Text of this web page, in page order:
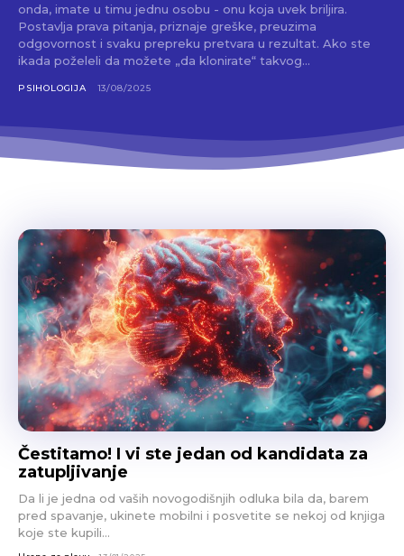
onda, imate u timu jednu osobu - onu koja uvek briljira.
Postavlja prava pitanja, priznaje greške, preuzima
odgovornost i svaku prepreku pretvara u rezultat. Ako ste
ikada poželeli da možete „da klonirate“ takvog...
PSIHOLOGIJA 13/08/2025
Čestitamo! I vi ste jedan od kandidata za
zatupljivanje
Da li je jedna od vaših novogodišnjih odluka bila da, barem
pred spavanje, ukinete mobilni i posvetite se nekoj od knjiga
koje ste kupili...